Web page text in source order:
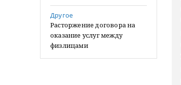
Другое
Расторжение договора на
оказание услуг между
физлицами